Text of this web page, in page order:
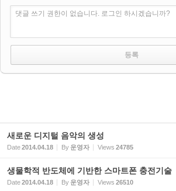
댓글 쓰기 권한이 없습니다. 로그인 하시겠습니까?
새로운 디지털 음악의 생성
Date2014.04.18 By 운영자 Views 24785
생물학적 반도체에 기반한 스마트폰 충전기술
Date2014.04.18 By 운영자 Views 26510